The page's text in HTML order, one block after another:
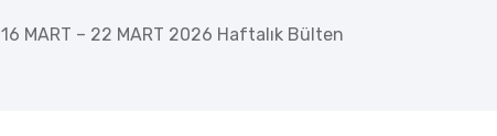
16 MART – 22 MART 2026 Haftalık Bülten